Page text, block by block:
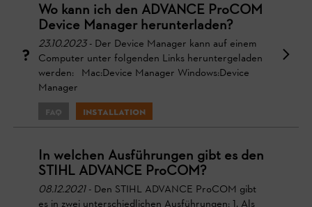
Wo kann ich den ADVANCE ProCOM
Device Manager herunterladen?
23.10.2023- Der Device Manager kann auf einem
Computer unter folgenden Links heruntergeladen
werden: Mac:Device Manager Windows:Device
Manager
FAQ Installation
In welchen Ausführungen gibt es den
STIHL ADVANCE ProCOM?
08.12.2021- Den STIHL ADVANCE ProCOM gibt